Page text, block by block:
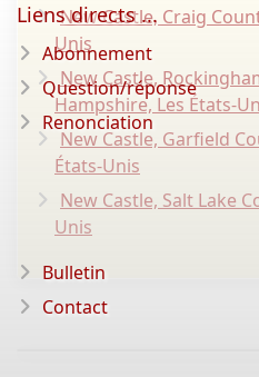
New Castle, Craig
Unis
New Castle,
Hampshire, Les États-
New Castle, Garfield
États-Unis
New Castle, Salt Lake
Unis
Liens directs ...
Abonnement
Question/réponse
Renonciation
Bulletin
Contact